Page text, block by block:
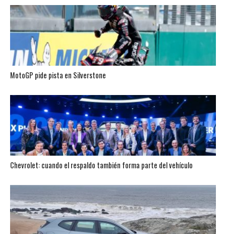
MotoGP pide pista en Silverstone
Chevrolet: cuando el respaldo también forma parte del vehículo